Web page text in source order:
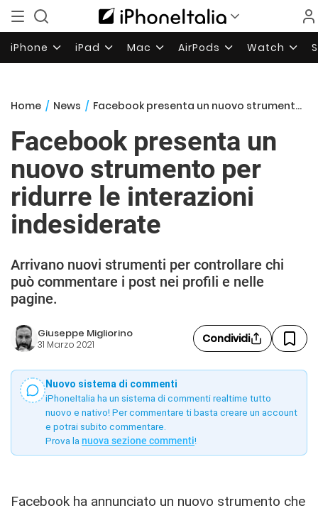
iPhone iPad Mac AirPods Watch
Home / News / Facebook presenta un nuovo strumento per ridurre le interazioni indesiderate
Facebook presenta un
nuovo strumento per
ridurre le interazioni
indesiderate
Arrivano nuovi strumenti per controllare chi
può commentare i post nei profili e nelle
pagine.
Giuseppe Migliorino
31 Marzo 2021 Condividi
Nuovo sistema di commenti
iPhoneItalia ha un sistema di commenti realtime tutto
nuovo e nativo! Per commentare ti basta creare un account
e potrai subito commentare.
Prova la nuova sezione commenti!
Facebook ha annunciato un nuovo strumento che